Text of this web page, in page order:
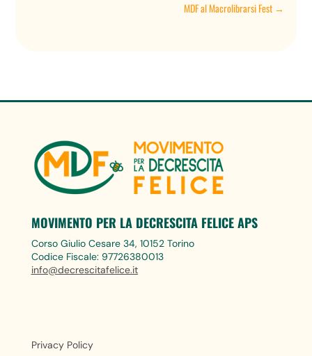
MDF al Macrolibrarsi Fest→
MOVIMENTO PER LA DECRESCITA FELICE APS
Corso Giulio Cesare 34, 10152 Torino
Codice Fiscale: 97726380013
info@decrescitafelice.it
Privacy Policy